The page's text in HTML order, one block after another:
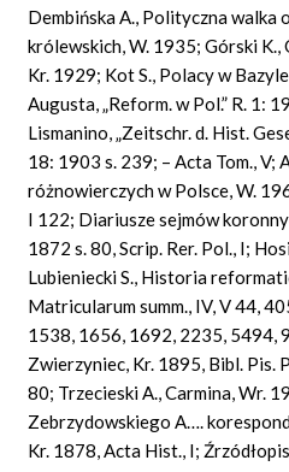
Dembińska A., Polityczna walka
królewskich, W. 1935; Górski K.,
Kr. 1929; Kot S., Polacy w
Augusta, „Reform. w Pol.” R. 1:
Lismanino, „Zeitschr. d. Hist.
18: 1903 s. 239; – Acta Tom., V;
różnowierczych w Polsce, W.
I 122; Diariusze sejmów
1872 s. 80, Scrip. Rer. Pol., I;
Lubieniecki S., Historia
Matricularum summ., IV, V 44,
1538, 1656, 1692, 2235, 5494,
Zwierzyniec, Kr. 1895, Bibl. Pis.
80; Trzecieski A., Carmina, Wr.
Zebrzydowskiego A….
Kr. 1878, Acta Hist., I;